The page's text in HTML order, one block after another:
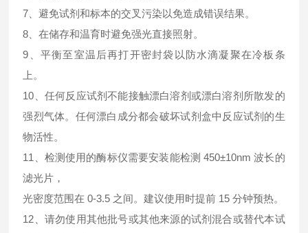
7、避免试剂和标本的交叉污染以免造成错误结果。
8、在储存和温育时避免强光直接照射。
9、平衡至室温后再打开密封袋以防水滴凝聚在冷板条
上。
10、任何反应试剂不能接触漂白溶剂或漂白溶剂所散发的
强烈气体。任何漂白成分都会破坏试剂盒中反应试剂的生
物活性。
11、检测使用的酶标仪需要安装能检测 450±10nm 波长的
滤光片，
光密度范围在 0-3.5 之间。建议使用时提前 15 分钟预热。
12、请勿使用其他批号或其他来源的试剂混合或替代本试